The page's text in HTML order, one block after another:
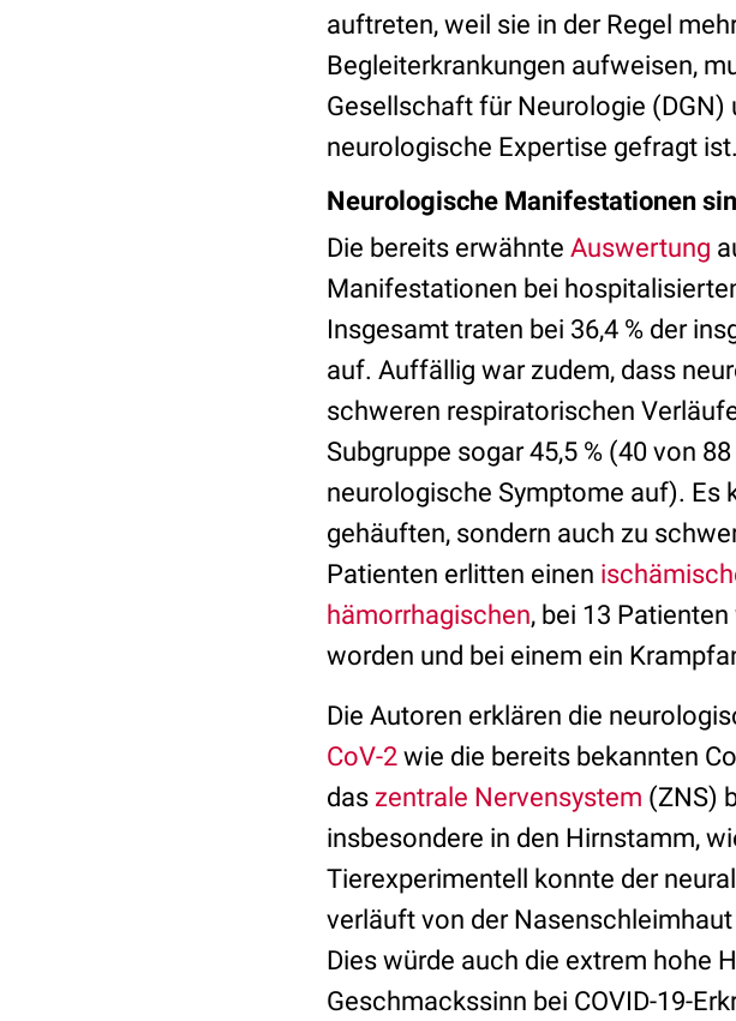
auftreten, weil sie in der Regel
Begleiterkrankungen aufweisen,
Gesellschaft für Neurologie (DGN)
neurologische Expertise gefragt ist.
Neurologische Manifestationen
Die bereits erwähnte Auswertung
Manifestationen bei
Insgesamt traten bei 36,4 % der
auf. Auffällig war zudem, dass
schweren respiratorischen
Subgruppe sogar 45,5 % (40 von
neurologische Symptome auf). Es
gehäuften, sondern auch zu
Patienten erlitten einen
hämorrhagischen, bei 13
worden und bei einem ein
Die Autoren erklären die
CoV-2 wie die bereits bekannten
das zentrale Nervensystem (ZNS)
insbesondere in den Hirnstamm,
Tierexperimentell konnte der
verläuft von der
Dies würde auch die extrem hohe
Geschmackssinn bei COVID-19-